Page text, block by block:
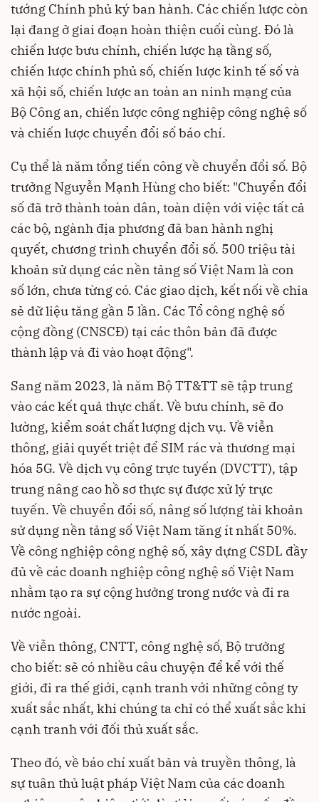
tướng Chính phủ ký ban hành. Các chiến lược còn
lại đang ở giai đoạn hoàn thiện cuối cùng. Đó là
chiến lược bưu chính, chiến lược hạ tầng số,
chiến lược chính phủ số, chiến lược kinh tế số và
xã hội số, chiến lược an toàn an ninh mạng của
Bộ Công an, chiến lược công nghiệp công nghệ số
và chiến lược chuyển đổi số báo chí.
Cụ thể là năm tổng tiến công về chuyển đổi số. Bộ
trưởng Nguyễn Mạnh Hùng cho biết: "Chuyển đổi
số đã trở thành toàn dân, toàn diện với việc tất cả
các bộ, ngành địa phương đã ban hành nghị
quyết, chương trình chuyển đổi số. 500 triệu tài
khoản sử dụng các nền tảng số Việt Nam là con
số lớn, chưa từng có. Các giao dịch, kết nối về chia
sẻ dữ liệu tăng gần 5 lần. Các Tổ công nghệ số
cộng đồng (CNSCĐ) tại các thôn bản đã được
thành lập và đi vào hoạt động".
Sang năm 2023, là năm Bộ TT&TT sẽ tập trung
vào các kết quả thực chất. Về bưu chính, sẽ đo
lường, kiểm soát chất lượng dịch vụ. Về viễn
thông, giải quyết triệt để SIM rác và thương mại
hóa 5G. Về dịch vụ công trực tuyến (DVCTT), tập
trung nâng cao hồ sơ thực sự được xử lý trực
tuyến. Về chuyển đổi số, nâng số lượng tài khoản
sử dụng nền tảng số Việt Nam tăng ít nhất 50%.
Về công nghiệp công nghệ số, xây dựng CSDL đầy
đủ về các doanh nghiệp công nghệ số Việt Nam
nhằm tạo ra sự cộng hưởng trong nước và đi ra
nước ngoài.
Về viễn thông, CNTT, công nghệ số, Bộ trưởng
cho biết: sẽ có nhiều câu chuyện để kể với thế
giới, đi ra thế giới, cạnh tranh với những công ty
xuất sắc nhất, khi chúng ta chỉ có thể xuất sắc khi
cạnh tranh với đối thủ xuất sắc.
Theo đó, về báo chí xuất bản và truyền thông, là
sự tuân thủ luật pháp Việt Nam của các doanh